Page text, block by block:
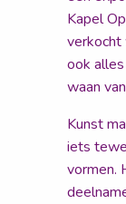
Kapel
verkocht
ook
waan
Kunst
iets
vormen.